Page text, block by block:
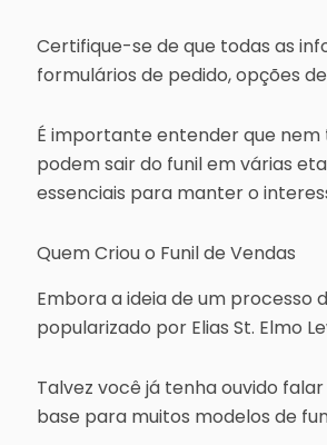
Certifique-se de que todas as
formulários de pedido, opções
É importante entender que nem
podem sair do funil em várias
essenciais para manter o
Quem Criou o Funil de Vendas
Embora a ideia de um processo
popularizado por Elias St. Elmo
Talvez você já tenha ouvido
base para muitos modelos de